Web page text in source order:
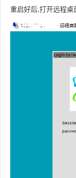
重启好后,打开远程